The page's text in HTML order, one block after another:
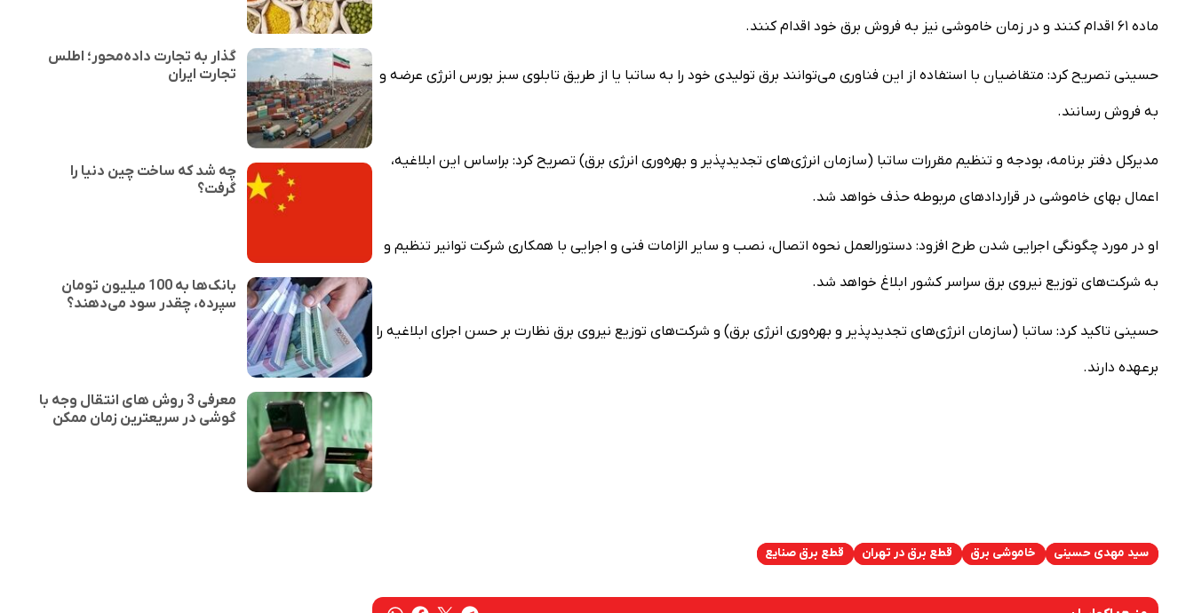
ماده ۶۱ اقدام کنند و در زمان خاموشی نیز به فروش برق خود اقدام کنند.
حسینی تصریح کرد: متقاضیان با استفاده از این فناوری می‌توانند برق تولیدی خود را به ساتبا یا از طریق تابلوی سبز بورس انرژی عرضه و
به فروش رسانند.
مدیرکل دفتر برنامه، بودجه و تنظیم مقررات ساتبا (سازمان انرژی‌های تجدیدپذیر و بهره‌وری انرژی برق) تصریح کرد: براساس این ابلاغیه،
اعمال بهای خاموشی در قراردادهای مربوطه حذف خواهد شد.
او در مورد چگونگی اجرایی شدن طرح افزود: دستورالعمل نحوه اتصال، نصب و سایر الزامات فنی و اجرایی با همکاری شرکت توانیر تنظیم و
به شرکت‌های توزیع نیروی برق سراسر کشور ابلاغ خواهد شد.
حسینی تاکید کرد: ساتبا (سازمان انرژی‌های تجدیدپذیر و بهره‌وری انرژی برق) و شرکت‌های توزیع نیروی برق نظارت بر حسن اجرای ابلاغیه را
برعهده دارند.
سید مهدی حسینی خاموشی برق قطع برق در تهران قطع برق صنایع
گذار به تجارت داده‌محور؛ اطلس
تجارت ایران
چه شد که ساخت چین دنیا را
گرفت؟
بانک‌ها به 100 میلیون تومان
سپرده، چقدر سود می‌دهند؟
معرفی 3 روش های انتقال وجه با
گوشی در سریعترین زمان ممکن